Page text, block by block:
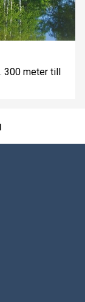
300 meter till